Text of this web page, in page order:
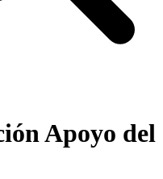
Apoyo del